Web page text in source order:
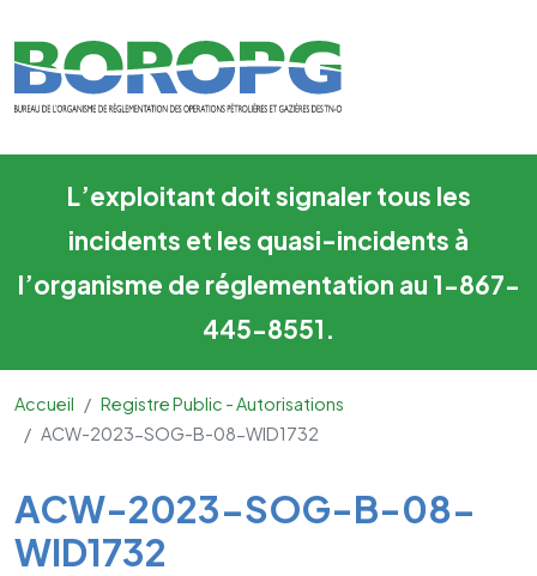
L’exploitant doit signaler tous les
incidents et les quasi-incidents à
l’organisme de réglementation au 1-867-
445-8551.
Accueil
Registre Public - Autorisations
ACW-2023-SOG-B-08-WID1732
Main Content
ACW-2023-SOG-B-08-
WID1732